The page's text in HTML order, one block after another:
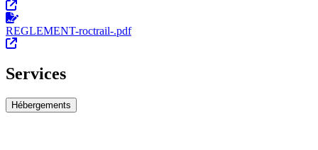
REGLEMENT-roctrail-.pdf
Services
Hébergements